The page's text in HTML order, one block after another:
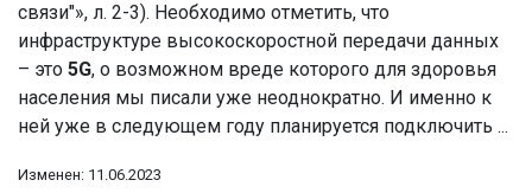
связи"», л. 2-3). Необходимо отметить, что
инфраструктуре высокоскоростной передачи данных
– это 5G, о возможном вреде которого для здоровья
населения мы писали уже неоднократно. И именно к
ней уже в следующем году планируется подключить ...
Изменен: 11.06.2023